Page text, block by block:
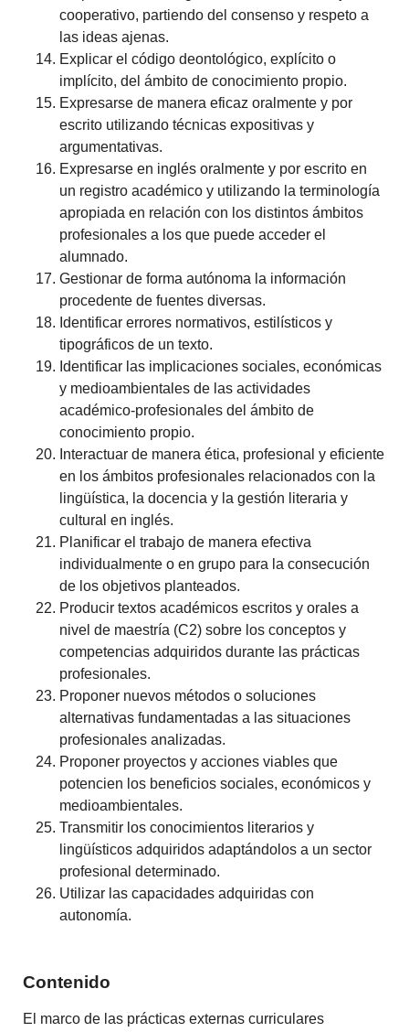
cooperativo, partiendo del consenso y respeto a
las ideas ajenas.
Explicar el código deontológico, explícito o
implícito, del ámbito de conocimiento propio.
Expresarse de manera eficaz oralmente y por
escrito utilizando técnicas expositivas y
argumentativas.
Expresarse en inglés oralmente y por escrito en
un registro académico y utilizando la terminología
apropiada en relación con los distintos ámbitos
profesionales a los que puede acceder el
alumnado.
Gestionar de forma autónoma la información
procedente de fuentes diversas.
Identificar errores normativos, estilísticos y
tipográficos de un texto.
Identificar las implicaciones sociales, económicas
y medioambientales de las actividades
académico-profesionales del ámbito de
conocimiento propio.
Interactuar de manera ética, profesional y eficiente
en los ámbitos profesionales relacionados con la
lingüística, la docencia y la gestión literaria y
cultural en inglés.
Planificar el trabajo de manera efectiva
individualmente o en grupo para la consecución
de los objetivos planteados.
Producir textos académicos escritos y orales a
nivel de maestría (C2) sobre los conceptos y
competencias adquiridos durante las prácticas
profesionales.
Proponer nuevos métodos o soluciones
alternativas fundamentadas a las situaciones
profesionales analizadas.
Proponer proyectos y acciones viables que
potencien los beneficios sociales, económicos y
medioambientales.
Transmitir los conocimientos literarios y
lingüísticos adquiridos adaptándolos a un sector
profesional determinado.
Utilizar las capacidades adquiridas con
autonomía.
Contenido
El marco de las prácticas externas curriculares